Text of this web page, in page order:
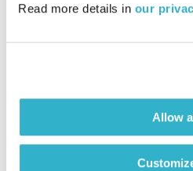
Read more details in our
Allow
פרספקטיבה על אירועי השבוע מזוית אחרת,